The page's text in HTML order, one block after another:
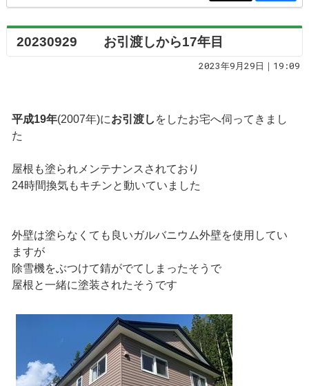
20230929 お引渡しから17年目
2023年9月29日｜19:09
平成19年(2007年)にお引渡し をしたお宅へ伺ってきまし
た
屋根も塗られメンテナンスされており
24時間換気もキチンと動いていました
外壁は塗らなくても良いガルバニウム外壁を使用してい
ますが
除雪機をぶつけて錆がでてしまったそうで
屋根と一緒に塗装されたそうです